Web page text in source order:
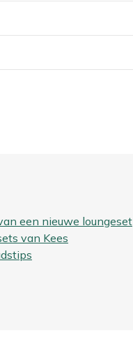
een nieuwe loungeset
van Kees